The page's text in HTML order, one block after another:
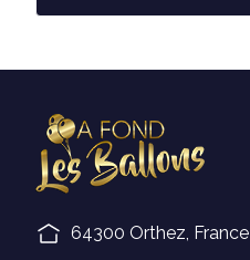
64300 Orthez, France